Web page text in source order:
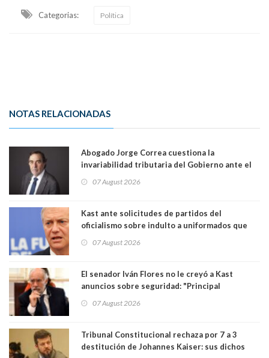
Categorias: Política
NOTAS RELACIONADAS
Abogado Jorge Correa cuestiona la
invariabilidad tributaria del Gobierno ante el
democracia” y "defendemos la alternancia en el
07 August 2026
Kast ante solicitudes de partidos del
oficialismo sobre indulto a uniformados que
07 August 2026
El senador Iván Flores no le creyó a Kast
anuncios sobre seguridad: "Principal
perseguir ruta del dinero y levantar secreto
07 August 2026
Tribunal Constitucional rechaza por 7 a 3
destitución de Johannes Kaiser: sus dichos